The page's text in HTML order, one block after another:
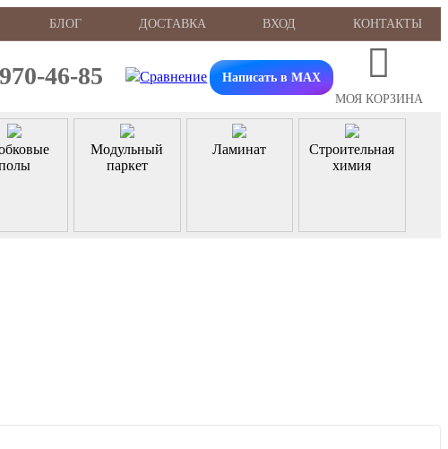
БЛОГ ДОСТАВКА ВХОД КОНТАКТЫ
46-85
Написать в MAX
МОЯ КОРЗИНА
Модульный
паркет
Ламинат
Строительная
химия